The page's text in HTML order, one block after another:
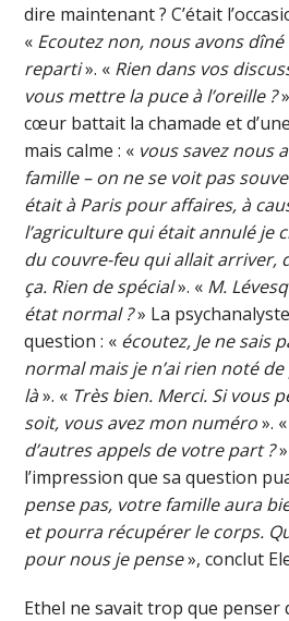
dire maintenant ? C’était
« Ecoutez non, nous avons
reparti». « Rien dans vos
vous mettre la puce à l’oreille ?
cœur battait la chamade et
mais calme : « vous savez nous
famille – on ne se voit pas
était à Paris pour affaires, à
l’agriculture qui était annulé je
du couvre-feu qui allait arriver,
ça. Rien de spécial». « M.
état normal ?» La
question : « écoutez, Je ne sais
normal mais je n’ai rien noté
là». « Très bien. Merci. Si vous
soit, vous avez mon numéro». «
d’autres appels de votre part ?
l’impression que sa question
pense pas, votre famille aura
et pourra récupérer le corps.
pour nous je pense», conclut
Ethel ne savait trop que penser